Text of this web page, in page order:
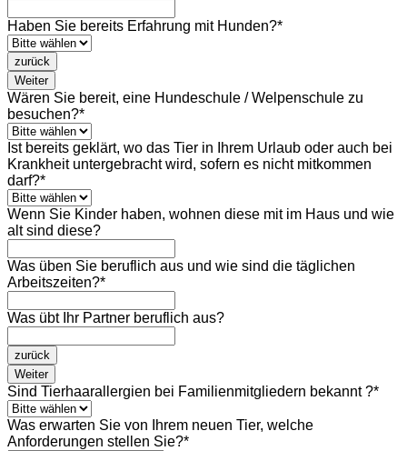
Haben Sie bereits Erfahrung mit Hunden?*
zurück
Weiter
Wären Sie bereit, eine Hundeschule / Welpenschule zu
besuchen?*
Ist bereits geklärt, wo das Tier in Ihrem Urlaub oder auch bei
Krankheit untergebracht wird, sofern es nicht mitkommen
darf?*
Wenn Sie Kinder haben, wohnen diese mit im Haus und wie
alt sind diese?
Was üben Sie beruflich aus und wie sind die täglichen
Arbeitszeiten?*
Was übt Ihr Partner beruflich aus?
zurück
Weiter
Sind Tierhaarallergien bei Familienmitgliedern bekannt ?*
Was erwarten Sie von Ihrem neuen Tier, welche
Anforderungen stellen Sie?*